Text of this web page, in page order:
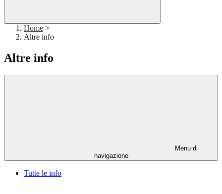
Home >
Altre info
Altre info
Menu di
navigazione
Tutte le info